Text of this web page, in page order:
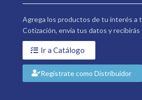
Agrega los productos de tu interés a
Cotización, envía tus datos y
Ir a Catálogo
Regístrate como Distribuidor